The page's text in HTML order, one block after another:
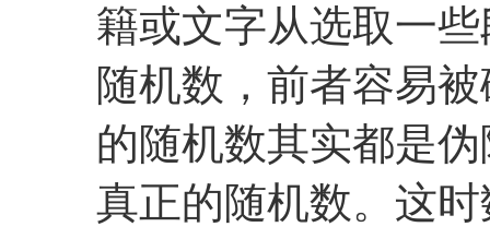
籍或文字从选取一
随机数，前者容易
的随机数其实都是
真正的随机数。这